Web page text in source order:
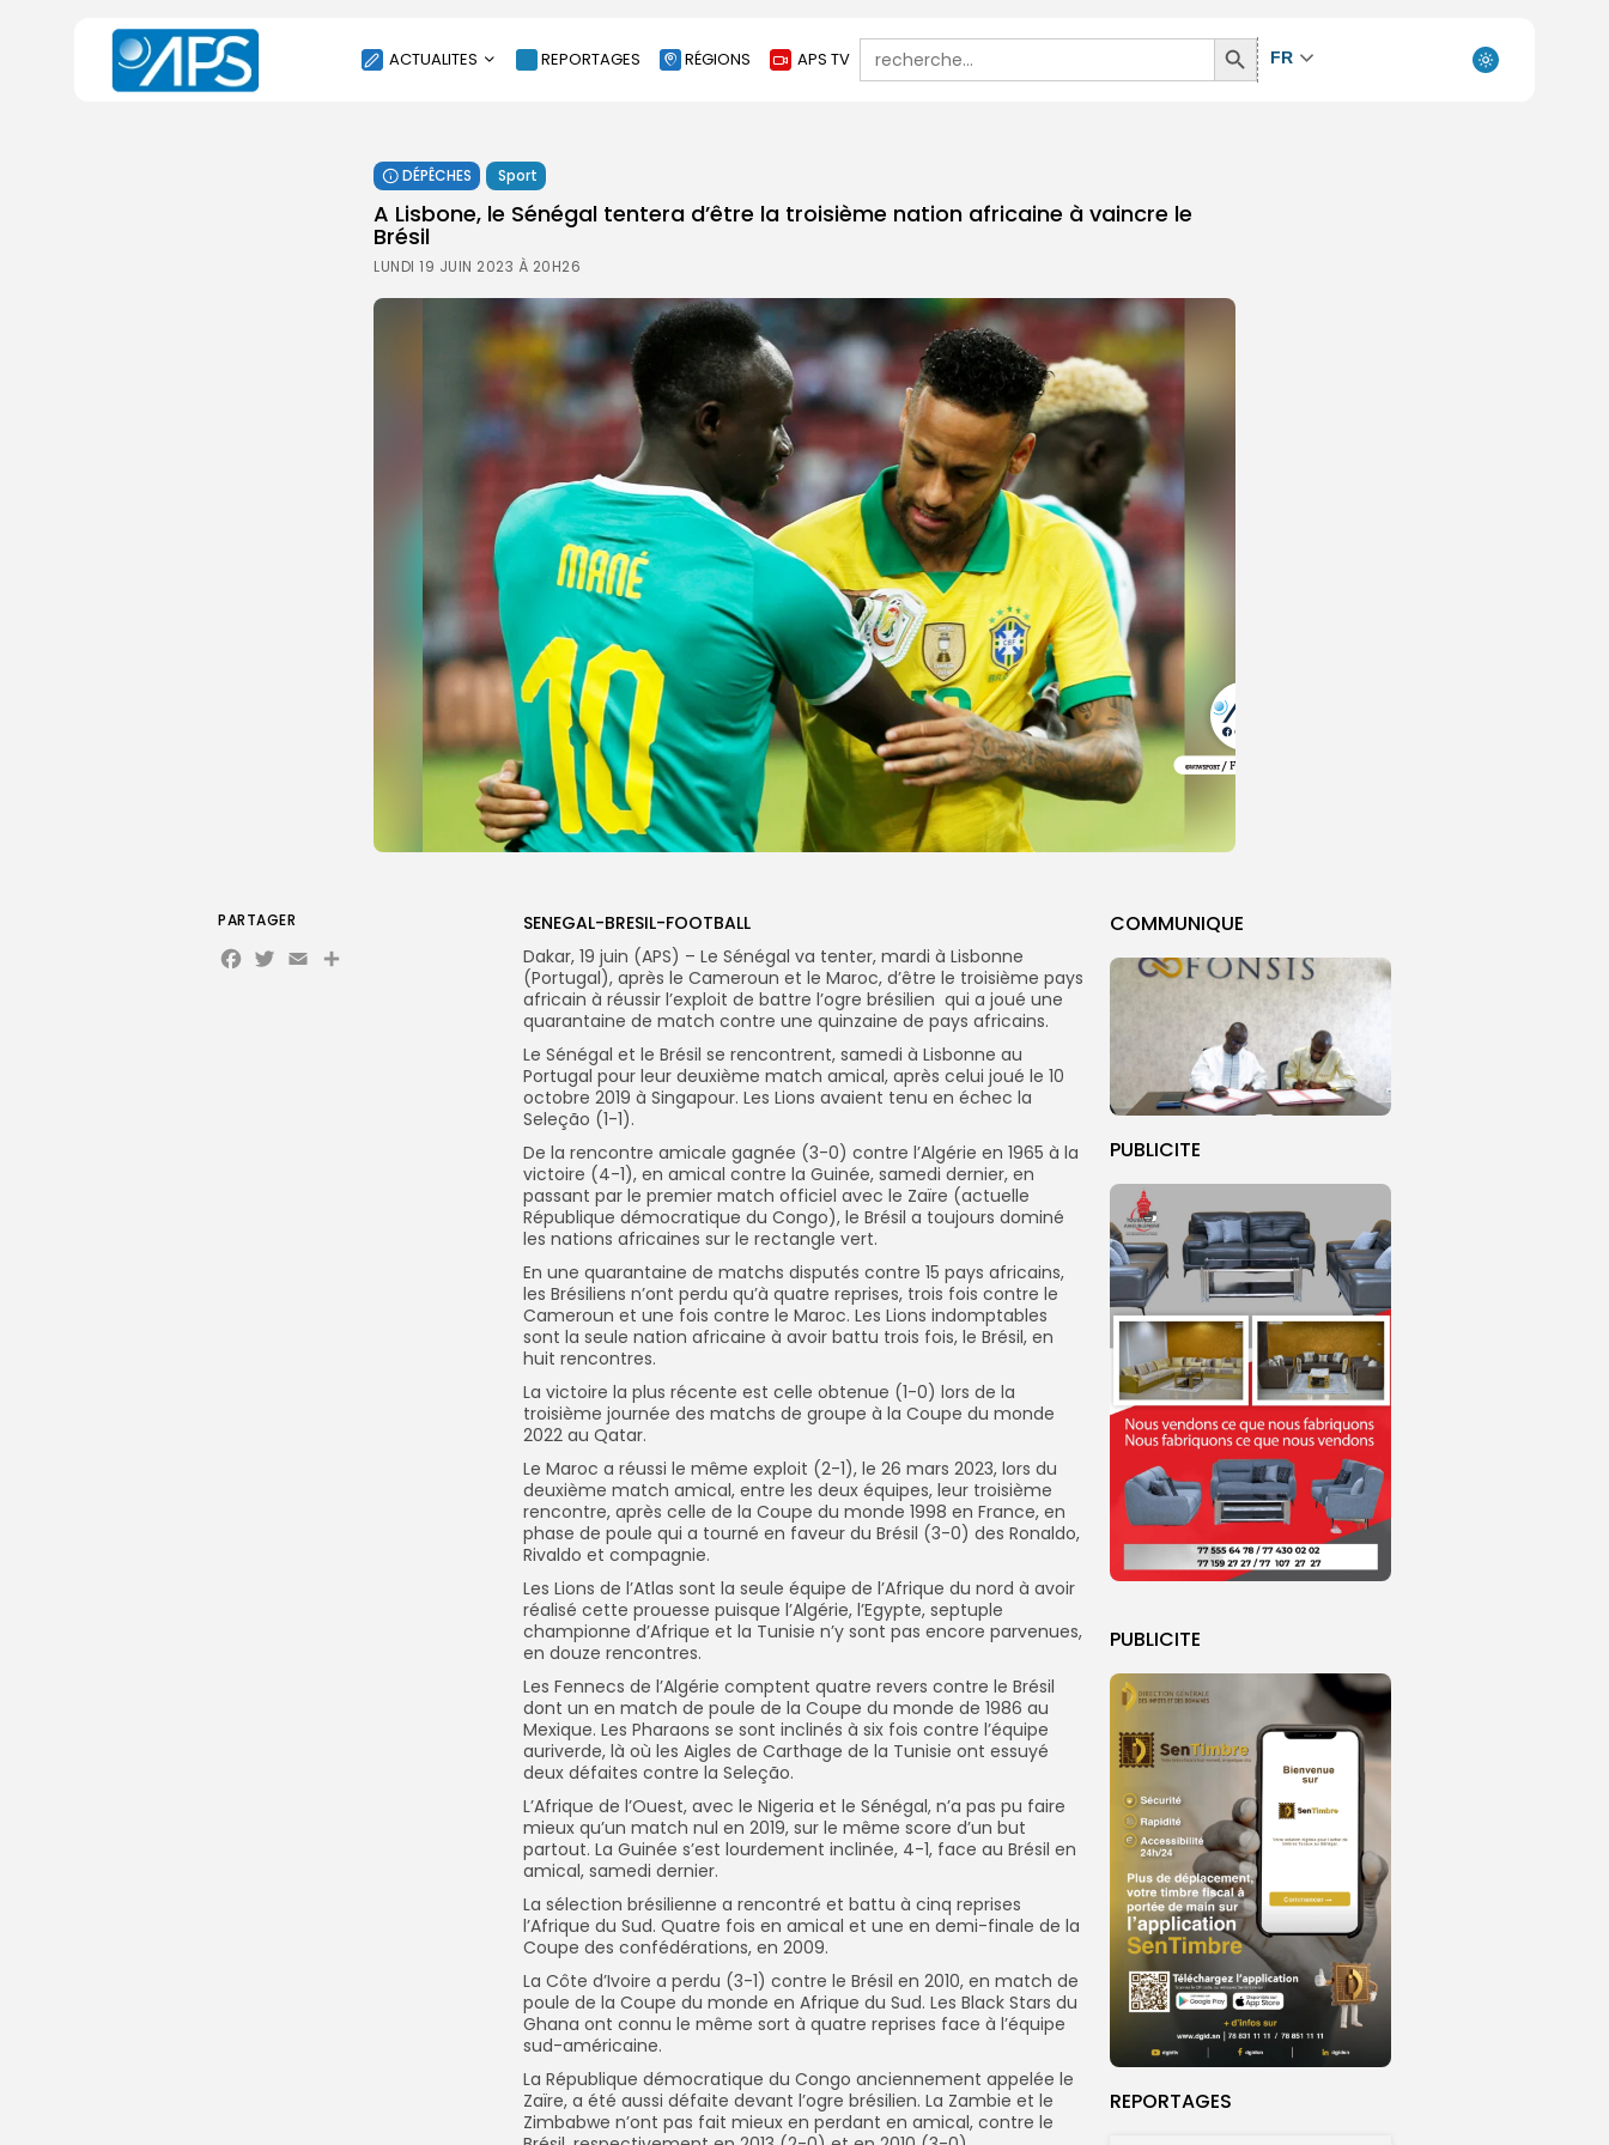
ACTUALITES
SOCIÉTÉ
ÉCONOMIE
CULTURE
ENVIRONNEMENT
REPORTAGES RÉGIONS APS TV
Search
for:
Search
Button
FR
DÉPÊCHES Sport
A Lisbone, le Sénégal tentera d’être la troisième nation africaine à vaincre le
Brésil
LUNDI 19 JUIN 2023 À 20H26
COMMUNIQUE
PUBLICITE
PUBLICITE
REPORTAGES
SENEGAL-BRESIL-FOOTBALL
Dakar, 19 juin (APS) – Le Sénégal va tenter, mardi à Lisbonne
(Portugal), après le Cameroun et le Maroc, d’être le troisième pays
africain à réussir l’exploit de battre l’ogre brésilien qui a joué une
quarantaine de match contre une quinzaine de pays africains.
Le Sénégal et le Brésil se rencontrent, samedi à Lisbonne au
Portugal pour leur deuxième match amical, après celui joué le 10
octobre 2019 à Singapour. Les Lions avaient tenu en échec la
Seleção (1-1).
De la rencontre amicale gagnée (3-0) contre l’Algérie en 1965 à la
victoire (4-1), en amical contre la Guinée, samedi dernier, en
passant par le premier match officiel avec le Zaïre (actuelle
République démocratique du Congo), le Brésil a toujours dominé
les nations africaines sur le rectangle vert.
En une quarantaine de matchs disputés contre 15 pays africains,
les Brésiliens n’ont perdu qu’à quatre reprises, trois fois contre le
Cameroun et une fois contre le Maroc. Les Lions indomptables
sont la seule nation africaine à avoir battu trois fois, le Brésil, en
huit rencontres.
La victoire la plus récente est celle obtenue (1-0) lors de la
troisième journée des matchs de groupe à la Coupe du monde
2022 au Qatar.
Le Maroc a réussi le même exploit (2-1), le 26 mars 2023, lors du
deuxième match amical, entre les deux équipes, leur troisième
rencontre, après celle de la Coupe du monde 1998 en France, en
phase de poule qui a tourné en faveur du Brésil (3-0) des Ronaldo,
Rivaldo et compagnie.
Les Lions de l’Atlas sont la seule équipe de l’Afrique du nord à avoir
réalisé cette prouesse puisque l’Algérie, l’Egypte, septuple
championne d’Afrique et la Tunisie n’y sont pas encore parvenues,
en douze rencontres.
Les Fennecs de l’Algérie comptent quatre revers contre le Brésil
dont un en match de poule de la Coupe du monde de 1986 au
Mexique. Les Pharaons se sont inclinés à six fois contre l’équipe
auriverde, là où les Aigles de Carthage de la Tunisie ont essuyé
deux défaites contre la Seleção.
L’Afrique de l’Ouest, avec le Nigeria et le Sénégal, n’a pas pu faire
mieux qu’un match nul en 2019, sur le même score d’un but
partout. La Guinée s’est lourdement inclinée, 4-1, face au Brésil en
amical, samedi dernier.
La sélection brésilienne a rencontré et battu à cinq reprises
l’Afrique du Sud. Quatre fois en amical et une en demi-finale de la
Coupe des confédérations, en 2009.
La Côte d’Ivoire a perdu (3-1) contre le Brésil en 2010, en match de
poule de la Coupe du monde en Afrique du Sud. Les Black Stars du
Ghana ont connu le même sort à quatre reprises face à l’équipe
sud-américaine.
La République démocratique du Congo anciennement appelée le
Zaïre, a été aussi défaite devant l’ogre brésilien. La Zambie et le
Zimbabwe n’ont pas fait mieux en perdant en amical, contre le
PARTAGER
Facebook
Twitter
EmailPartager